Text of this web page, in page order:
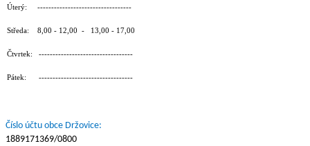
Úterý: ----------------------------------
Středa: 8,00 - 12,00 - 13,00 - 17,00
Čtvrtek: ----------------------------------
Pátek: ----------------------------------
Číslo účtu obce Držovice:
1889171369/0800